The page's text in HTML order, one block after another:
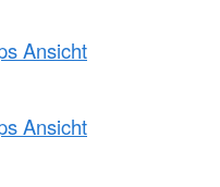
Ansicht
Ansicht